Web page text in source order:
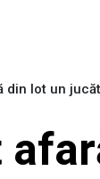
din lot un